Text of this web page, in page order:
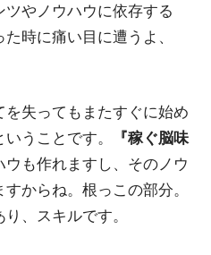
やノウハウに依存する
時に痛い目に遭うよ、
失ってもまたすぐに始め
うことです。
『稼ぐ脳味
ウも作れますし、そのノウ
からね。根っこの部分。
、スキルです。